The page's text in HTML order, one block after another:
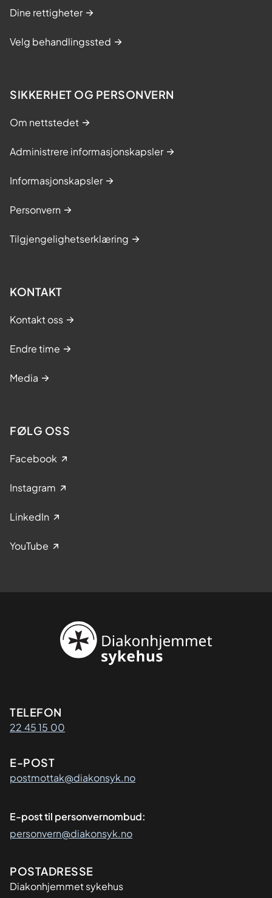
Dine rettigheter
Velg behandlingssted
SIKKERHET OG PERSONVERN
Om nettstedet
Administrere informasjonskapsler
Informasjonskapsler
Personvern
Tilgjengelighetserklæring
KONTAKT
Kontakt oss
Endre time
Media
FØLG OSS
Facebook
Instagram
LinkedIn
YouTube
Kontaktinformasjon
TELEFON
22 45 15 00
E-POST
postmottak@diakonsyk.no
E-post til personvernombud:
personvern@diakonsyk.no
Adresse
POSTADRESSE
Diakonhjemmet sykehus